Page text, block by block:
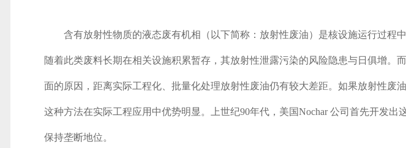
含有放射性物质的液态废有机相（以下简称：放射性废油）是核设施运行过程
随着此类废料长期在相关设施积累暂存，其放射性泄露污染的风险隐患与日俱增
面的原因，距离实际工程化、批量化处理放射性废油仍有较大差距。如果放射性废
这种方法在实际工程应用中优势明显。上世纪90年代，美国Nochar 公司首先开发
保持垄断地位。